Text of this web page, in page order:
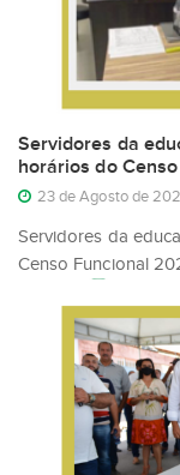
Servidores da
horários do
23 de Agosto de
Servidores da
Censo Funcional